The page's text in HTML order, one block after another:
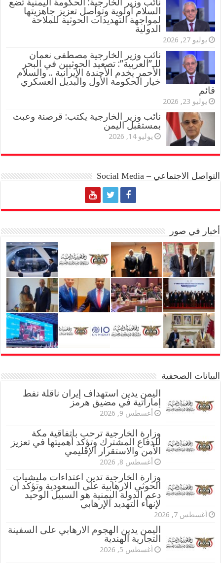
السلام أولوية وتواصل تعزيز جاهزيتها
لمواجهة التهديدات الحوثية للملاحة
الدولية
يوليو 27, 2026
نائب وزير الخارجية مصطفى نعمان
للـ”العربية”: تصعيد الحوثيين في البحر
الأحمر يخدم الأجندة الإيرانية .. والسلام
خيار الحكومة الأول والبديل العسكري
قائم
يوليو 23, 2026
نائب وزير الخارجية يكتب: قرصنة وعبث
بمستقبل اليمن
يوليو 14, 2026
التواصل الاجتماعي – Social Media
أخبار في صور
البيانات الصحفية
اليمن يدين استهداف إيران ناقلة نفط
إماراتية في مضيق هرمز
أغسطس 9, 2026
وزارة الخارجية ترحب باتفاقية مكة
للدفاع المشترك وتؤكد أهميتها في تعزيز
الأمن والاستقرار الإقليمي
أغسطس 8, 2026
وزارة الخارجية تدين اعتداءات مليشيات
الحوثي الارهابية على السعودية وتؤكد أن
دعم الدولة اليمنية هو السبيل الوحيد
لإنهاء التهديد الإرهابي
أغسطس 7, 2026
اليمن يدين الهجوم الارهابي على السفينة
التجارية الهندية
أغسطس 5, 2026